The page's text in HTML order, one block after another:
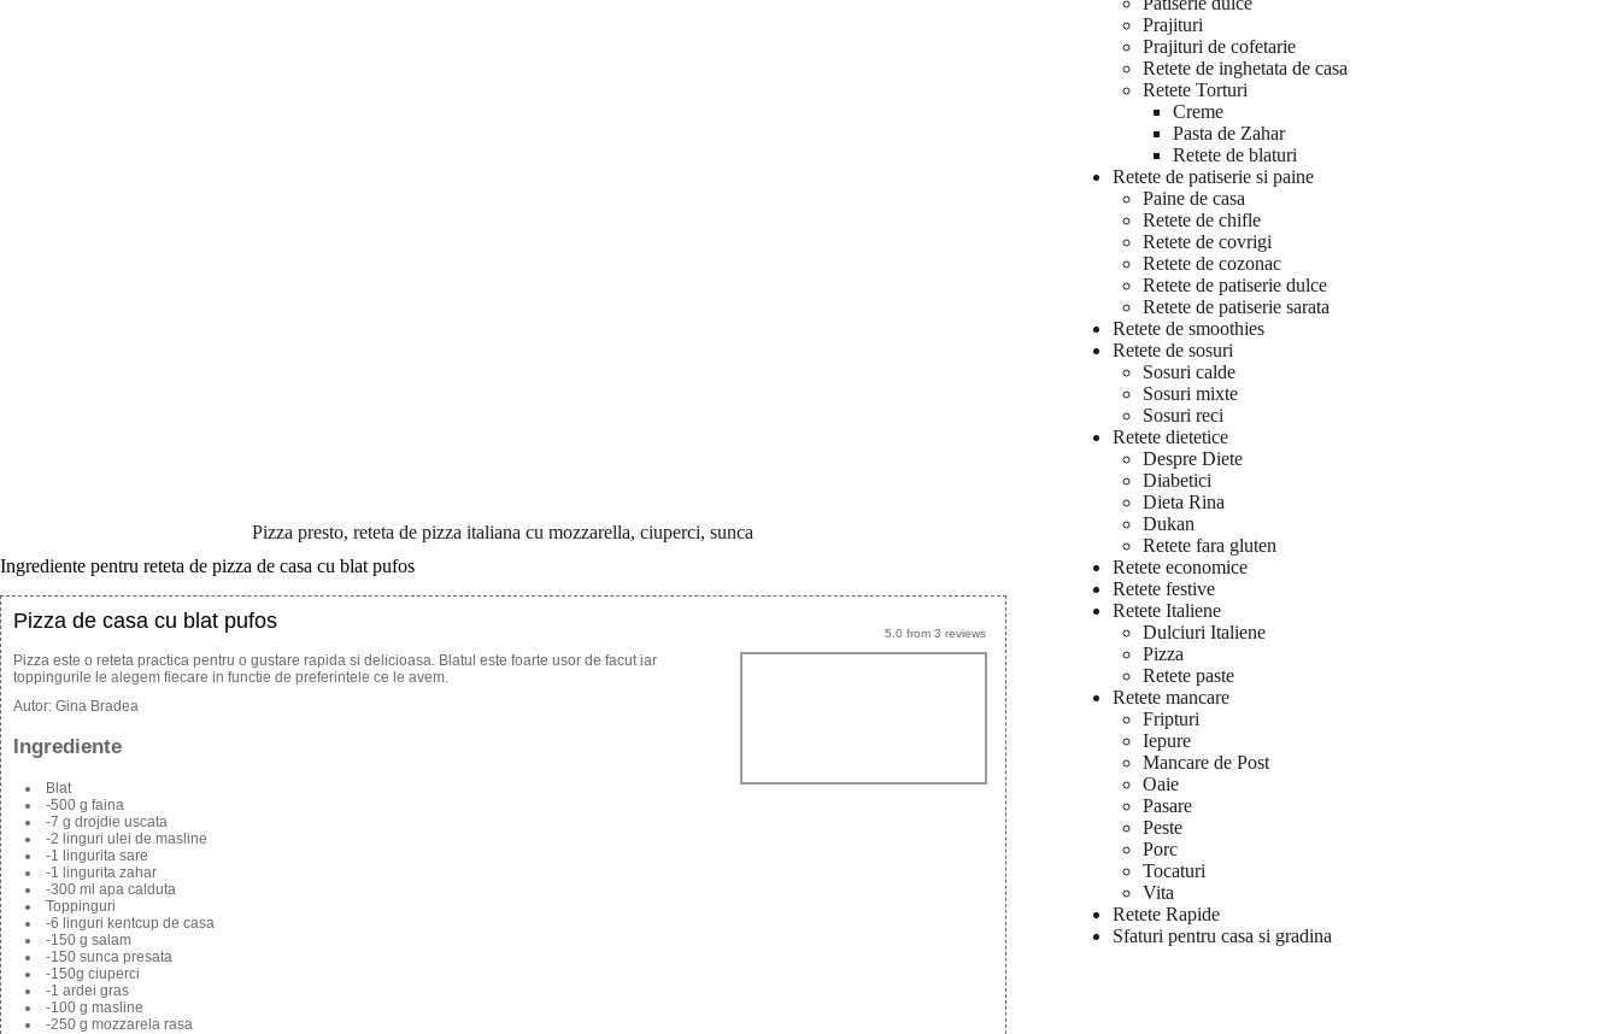
Pizza presto, reteta de pizza italiana cu mozzarella, ciuperci, sunca
Ingrediente pentru reteta de pizza de casa cu blat pufos
5.0 from3 reviews
Pizza de casa cu blat pufos
Pizza este o reteta practica pentru o gustare rapida si delicioasa. Blatul este foarte usor de facut iar
toppingurile le alegem fiecare in functie de preferintele ce le avem.
Autor: Gina Bradea
Ingrediente
Blat
-500 g faina
-7 g drojdie uscata
-2 linguri ulei de masline
-1 lingurita sare
-1 lingurita zahar
-300 ml apa calduta
Toppinguri
-6 linguri kentcup de casa
-150 g salam
-150 sunca presata
-150g ciuperci
-1 ardei gras
-100 g masline
-250 g mozzarela rasa
Prajituri
Prajituri de cofetarie
Retete de inghetata de casa
Retete Torturi
Creme
Pasta de Zahar
Retete de blaturi
Retete de patiserie si paine
Paine de casa
Retete de chifle
Retete de covrigi
Retete de cozonac
Retete de patiserie dulce
Retete de patiserie sarata
Retete de smoothies
Retete de sosuri
Sosuri calde
Sosuri mixte
Sosuri reci
Retete dietetice
Despre Diete
Diabetici
Dieta Rina
Dukan
Retete fara gluten
Retete economice
Retete festive
Retete Italiene
Dulciuri Italiene
Pizza
Retete paste
Retete mancare
Fripturi
Iepure
Mancare de Post
Oaie
Pasare
Peste
Porc
Tocaturi
Vita
Retete Rapide
Sfaturi pentru casa si gradina